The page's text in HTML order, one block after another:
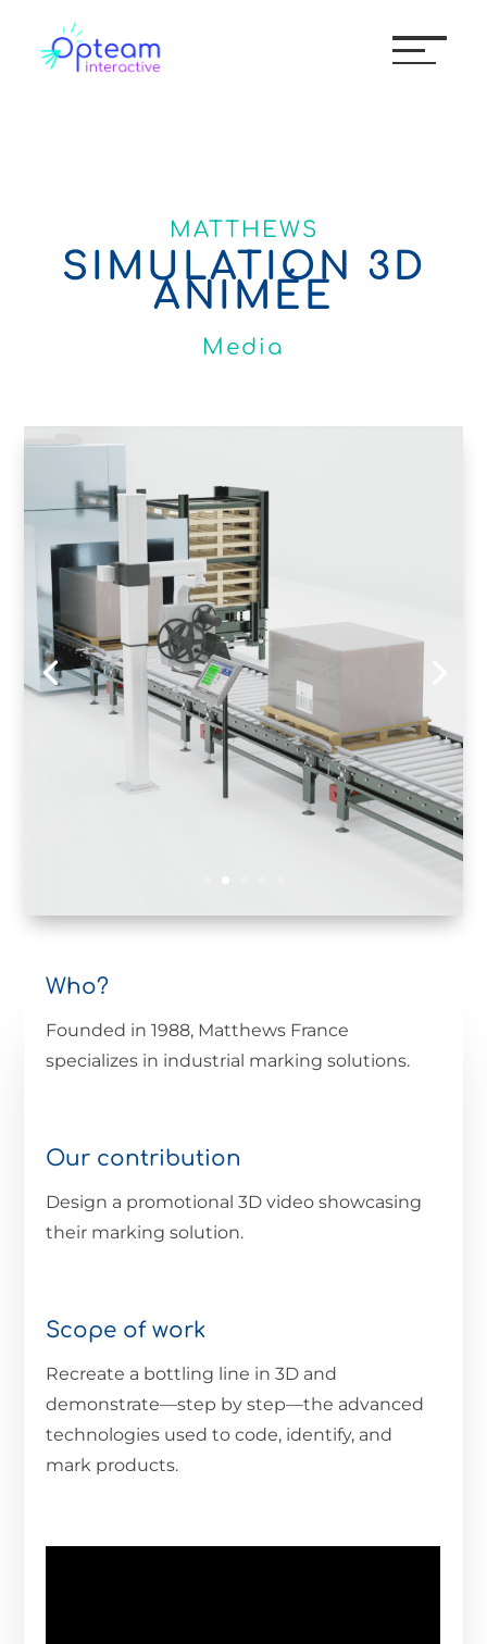
MATTHEWS
SIMULATION 3D
ANIMÉE
Media
Who?
Founded in 1988, Matthews France
specializes in industrial marking solutions.
Our contribution
Design a promotional 3D video showcasing
their marking solution.
Scope of work
Recreate a bottling line in 3D and
demonstrate—step by step—the advanced
technologies used to code, identify, and
mark products.